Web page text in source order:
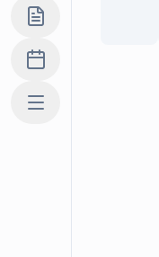
Indkøbslisten
Madplan
Mere